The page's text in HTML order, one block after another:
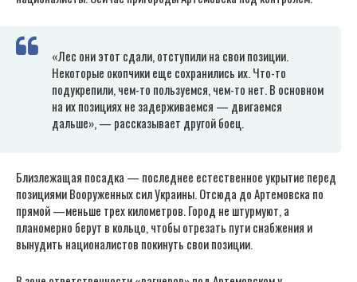
«Лес они этот сдали, отступили на свои позиции.
Некоторые окопчики еще сохранились их. Что-то
подукрепили, чем-то пользуемся, чем-то нет. В основном
на их позициях не задерживаемся — двигаемся
дальше», — рассказывает другой боец.
Близлежащая посадка — последнее естественное укрытие перед
позициями Вооруженных сил Украины. Отсюда до Артемовска по
прямой —меньше трех километров. Город не штурмуют, а
планомерно берут в кольцо, чтобы отрезать пути снабжения и
вынудить националистов покинуть свои позиции.